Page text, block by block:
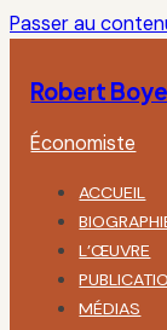
Passer au
Robert
Économiste
ACCUEIL
L’ŒUVRE
MÉDIAS